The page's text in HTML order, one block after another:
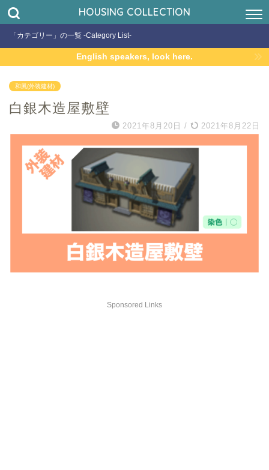
HOUSING COLLECTION
「カテゴリー」の一覧 -Category List-
English speakers, look here.
和風(外装建材)
白銀木造屋敷壁
2021年8月20日 / 2021年8月22日
Sponsored Links